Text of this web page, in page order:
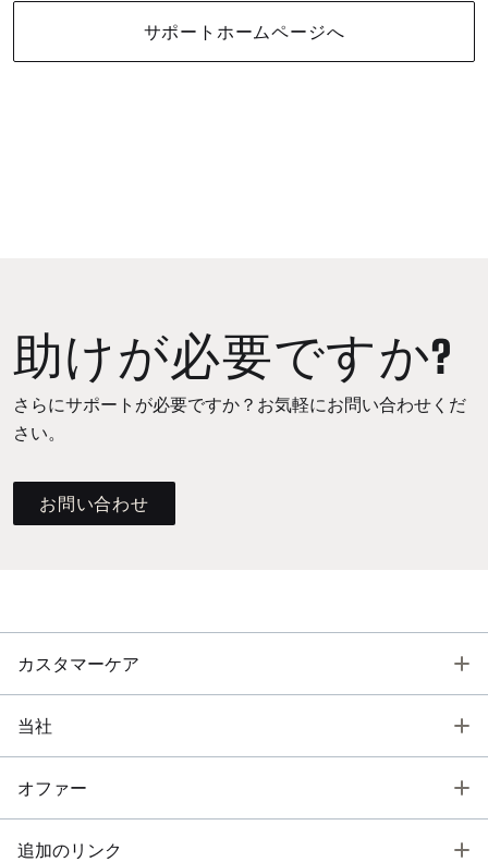
サポートホームページへ
助けが必要ですか?
さらにサポートが必要ですか？お気軽にお問い合わせくだ
さい。
お問い合わせ
カスタマーケア
当社
オファー
追加のリンク